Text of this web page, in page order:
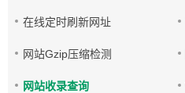
在线定时刷新网址
网站Gzip压缩检测
网站收录查询